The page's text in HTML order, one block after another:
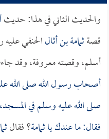
والحديث الثاني في هذا: حديث
قصةثمامة بن أثالالحنفي
أسلم، وقصته معروفة، وقد
أصحاب رسول الله صلى الله
صلى الله عليه وسلم في
فقال: ما عندك ياثمامة؟ فقال